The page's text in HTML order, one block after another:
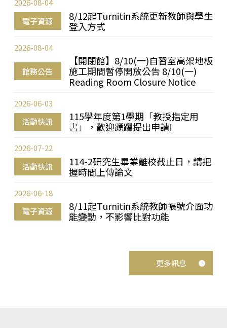
電子資源
8/12起Turnitin系統更新教師與學生
登入方式
2026-08-04
館務公告
【開閉館】8/10(一)自習室高架地板
施工期間暫停開放公告 8/10(一)
Reading Room Closure Notice
2026-08-04
活動快訊
115學年度第1學期「教授指定用
書」，歡迎踴躍提出申請!
2026-06-03
活動快訊
114-2研究生畢業離校截止日，請把
握時間上傳論文
2026-07-22
電子資源
8/11起Turnitin系統教師帳號介面功
能變動，不影響比對功能
2026-06-18
更多訊息